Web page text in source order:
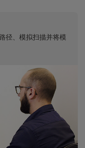
径、模拟扫描并将模